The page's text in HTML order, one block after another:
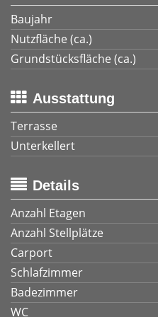
Baujahr
Nutzfläche (ca.)
Grundstücksfläche (ca.)
Ausstattung
Terrasse
Unterkellert
Details
Anzahl Etagen
Anzahl Stellplätze
Carport
Schlafzimmer
Badezimmer
WC